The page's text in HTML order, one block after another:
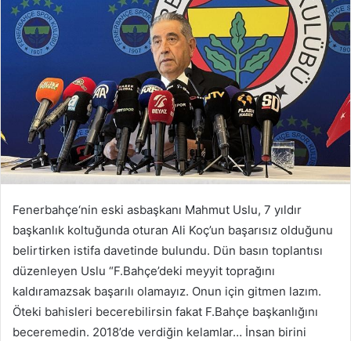
Fenerbahçe‘nin eski asbaşkanı Mahmut Uslu, 7 yıldır
başkanlık koltuğunda oturan Ali Koç’un başarısız olduğunu
belirtirken istifa davetinde bulundu. Dün basın toplantısı
düzenleyen Uslu “F.Bahçe’deki meyyit toprağını
kaldıramazsak başarılı olamayız. Onun için gitmen lazım.
Öteki bahisleri becerebilirsin fakat F.Bahçe başkanlığını
beceremedin. 2018’de verdiğin kelamlar… İnsan birini